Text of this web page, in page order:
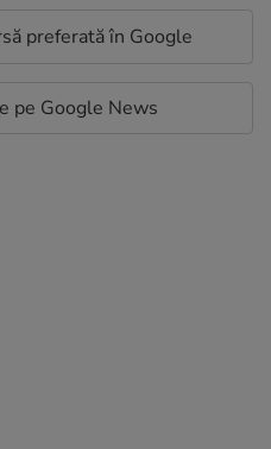
preferată în Google
pe Google News